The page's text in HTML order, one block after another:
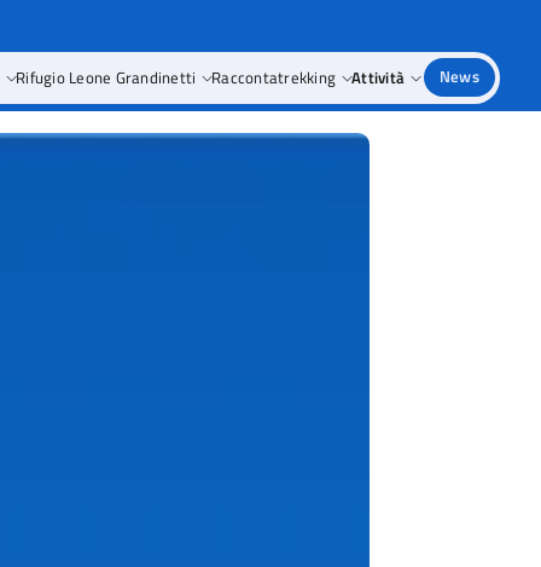
Rifugio Leone Grandinetti Raccontatrekking Attività News